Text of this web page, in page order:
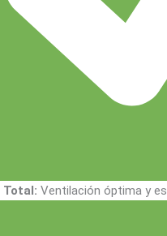
Total: Ventilación óptima y